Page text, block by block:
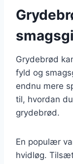
Grydebrød
fyld og
endnu mere
til, hvordan
grydebrød.
En populær
hvidløg.